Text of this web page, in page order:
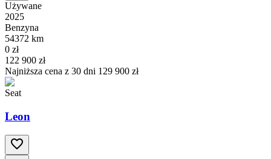
Używane
2025
Benzyna
54372 km
0 zł
122 900 zł
Najniższa cena z 30 dni 129 900 zł
Seat
Leon